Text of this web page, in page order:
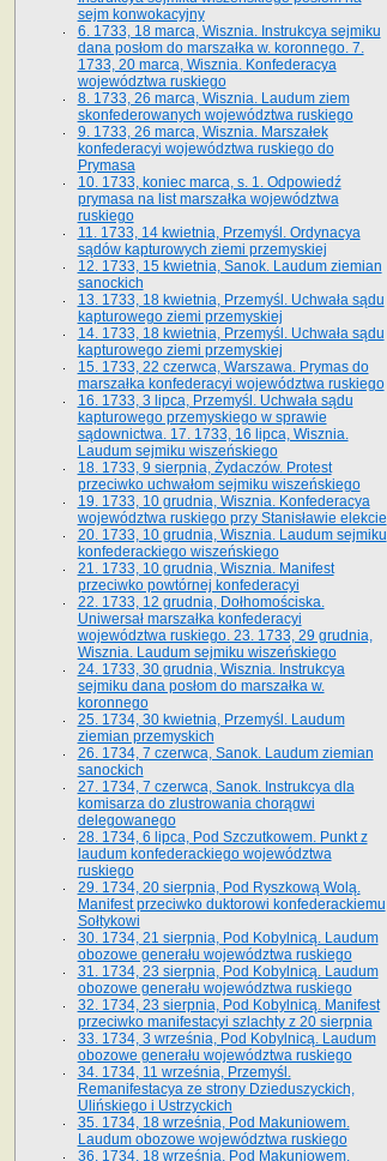
sejm konwokacyjny
6. 1733, 18 marca, Wisznia. Instrukcya sejmiku
dana posłom do marszałka w. koronnego. 7.
1733, 20 marca, Wisznia. Konfederacya
województwa ruskiego
8. 1733, 26 marca, Wisznia. Laudum ziem
skonfederowanych województwa ruskiego
9. 1733, 26 marca, Wisznia. Marszałek
konfederacyi województwa ruskiego do
Prymasa
10. 1733, koniec marca, s. 1. Odpowiedź
prymasa na list marszałka województwa
ruskiego
11. 1733, 14 kwietnia, Przemyśl. Ordynacya
sądów kapturowych ziemi przemyskiej
12. 1733, 15 kwietnia, Sanok. Laudum ziemian
sanockich
13. 1733, 18 kwietnia, Przemyśl. Uchwała sądu
kapturowego ziemi przemyskiej
14. 1733, 18 kwietnia, Przemyśl. Uchwała sądu
kapturowego ziemi przemyskiej
15. 1733, 22 czerwca, Warszawa. Prymas do
marszałka konfederacyi województwa ruskiego
16. 1733, 3 lipca, Przemyśl. Uchwała sądu
kapturowego przemyskiego w sprawie
sądownictwa. 17. 1733, 16 lipca, Wisznia.
Laudum sejmiku wiszeńskiego
18. 1733, 9 sierpnia, Żydaczów. Protest
przeciwko uchwałom sejmiku wiszeńskiego
19. 1733, 10 grudnia, Wisznia. Konfederacya
województwa ruskiego przy Stanisławie elekcie
20. 1733, 10 grudnia, Wisznia. Laudum sejmiku
konfederackiego wiszeńskiego
21. 1733, 10 grudnia, Wisznia. Manifest
przeciwko powtórnej konfederacyi
22. 1733, 12 grudnia, Dołhomościska.
Uniwersał marszałka konfederacyi
województwa ruskiego. 23. 1733, 29 grudnia,
Wisznia. Laudum sejmiku wiszeńskiego
24. 1733, 30 grudnia, Wisznia. Instrukcya
sejmiku dana posłom do marszałka w.
koronnego
25. 1734, 30 kwietnia, Przemyśl. Laudum
ziemian przemyskich
26. 1734, 7 czerwca, Sanok. Laudum ziemian
sanockich
27. 1734, 7 czerwca, Sanok. Instrukcya dla
komisarza do zlustrowania chorągwi
delegowanego
28. 1734, 6 lipca, Pod Szczutkowem. Punkt z
laudum konfederackiego województwa
ruskiego
29. 1734, 20 sierpnia, Pod Ryszkową Wolą.
Manifest przeciwko duktorowi konfederackiemu
Sołtykowi
30. 1734, 21 sierpnia, Pod Kobylnicą. Laudum
obozowe generału województwa ruskiego
31. 1734, 23 sierpnia, Pod Kobylnicą. Laudum
obozowe generału województwa ruskiego
32. 1734, 23 sierpnia, Pod Kobylnicą. Manifest
przeciwko manifestacyi szlachty z 20 sierpnia
33. 1734, 3 września, Pod Kobylnicą. Laudum
obozowe generału województwa ruskiego
34. 1734, 11 września, Przemyśl.
Remanifestacya ze strony Dzieduszyckich,
Ulińskiego i Ustrzyckich
35. 1734, 18 września, Pod Makuniowem.
Laudum obozowe województwa ruskiego
36. 1734, 18 września, Pod Makuniowem.